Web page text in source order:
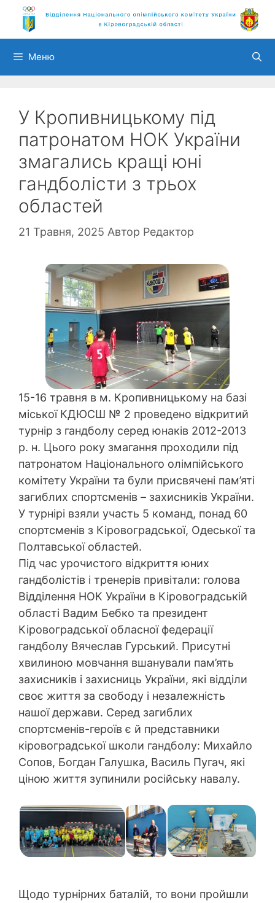
Перейти
вмісту
Меню
У Кропивницькому під
патронатом НОК України
змагались кращі юні
гандболісти з трьох
областей
21 Травня, 2025 Автор Редактор
15-16 травня в м. Кропивницькому на базі
міської КДЮСШ № 2 проведено відкритий
турнір з гандболу серед юнаків 2012-2013
р. н. Цього року змагання проходили під
патронатом Національного олімпійського
комітету України та були присвячені пам’яті
загиблих спортсменів – захисників України.
У турнірі взяли участь 5 команд, понад 60
спортсменів з Кіровоградської, Одеської та
Полтавської областей.
Під час урочистого відкриття юних
гандболістів і тренерів привітали: голова
Відділення НОК України в Кіровоградській
області Вадим Бебко та президент
Кіровоградської обласної федерації
гандболу Вячеслав Гурський. Присутні
хвилиною мовчання вшанували пам’ять
захисників і захисниць України, які відділи
своє життя за свободу і незалежність
нашої держави. Серед загиблих
спортсменів-героїв є й представники
кіровоградської школи гандболу: Михайло
Сопов, Богдан Галушка, Василь Пугач, які
ціною життя зупинили російську навалу.
Щодо турнірних баталій, то вони пройшли